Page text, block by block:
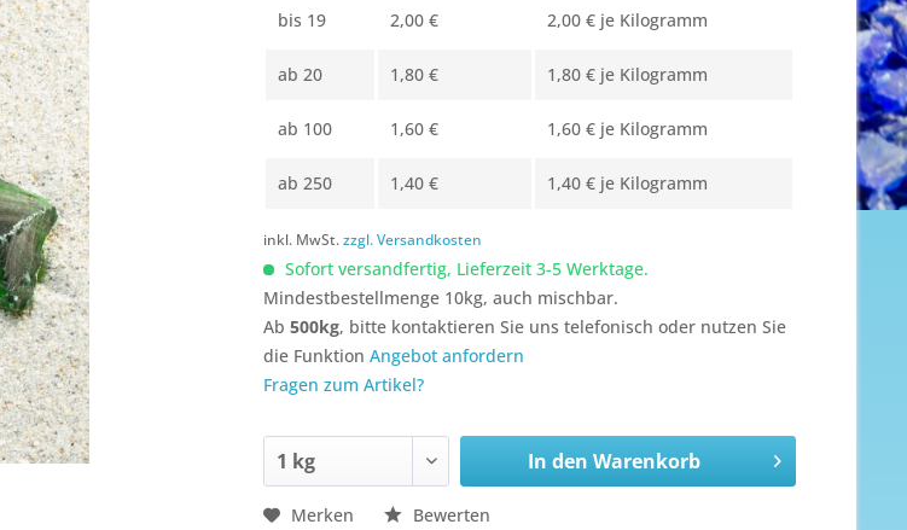
bis 19 2,00 € 2,00 € je Kilogramm
ab20 1,80 € 1,80 € je Kilogramm
ab 100 1,60 € 1,60 € je Kilogramm
ab250 1,40 € 1,40 € je Kilogramm
inkl. MwSt.zzgl. Versandkosten
Sofort versandfertig, Lieferzeit 3-5 Werktage.
Mindestbestellmenge 10kg, auch mischbar.
Ab500kg, bitte kontaktieren Sie uns telefonisch oder nutzen Sie
die FunktionAngebot anfordern
Fragen zum Artikel?
In den Warenkorb
Merken Bewerten